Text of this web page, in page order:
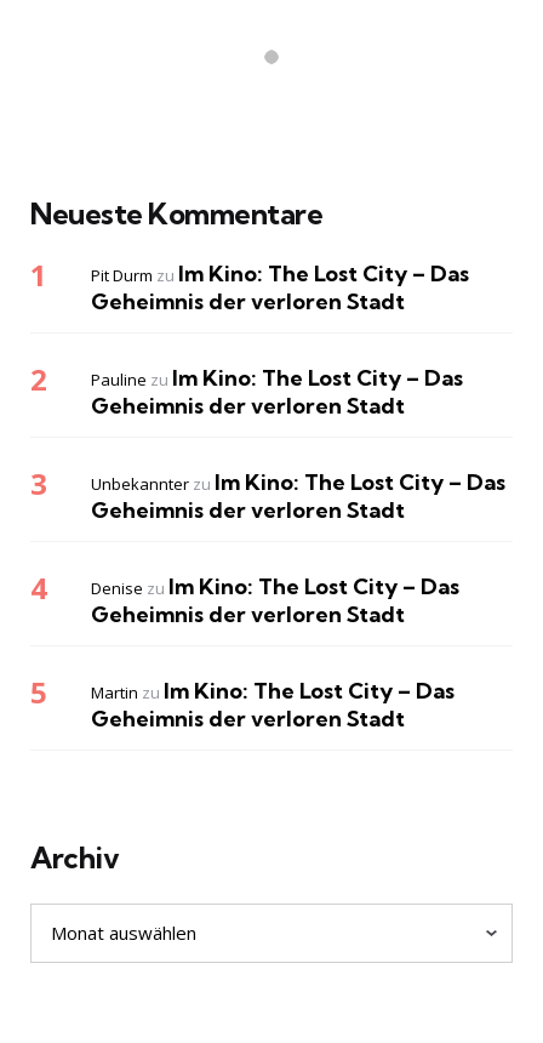
Neueste Kommentare
Pit Durm zu Im Kino: The Lost City – Das
Geheimnis der verloren Stadt
Pauline zu Im Kino: The Lost City – Das
Geheimnis der verloren Stadt
Unbekannter zu Im Kino: The Lost City – Das
Geheimnis der verloren Stadt
Denise zu Im Kino: The Lost City – Das
Geheimnis der verloren Stadt
Martin zu Im Kino: The Lost City – Das
Geheimnis der verloren Stadt
Archiv
Archiv